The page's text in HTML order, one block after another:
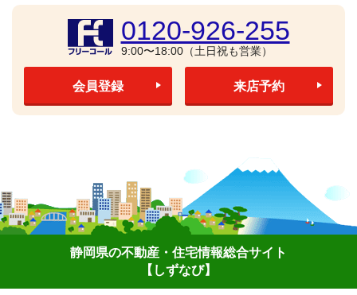
0120-926-255
9:00〜18:00（土日祝も営業）
会員登録 来店予約
静岡県の不動産・住宅情報総合サイト
【しずなび】